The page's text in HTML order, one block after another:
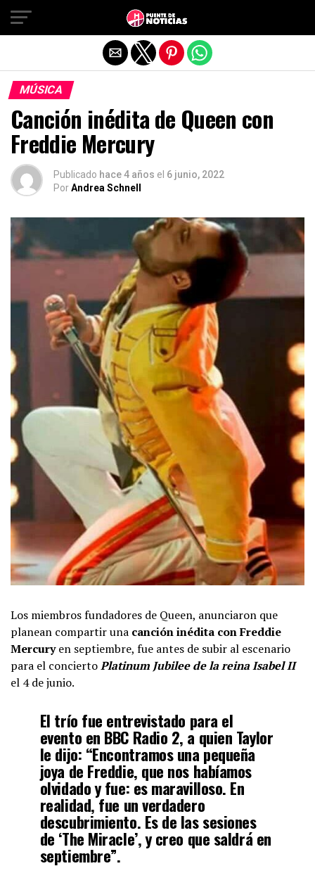
MÚSICA
Canción inédita de Queen con
Freddie Mercury
Publicado hace 4 años el 6 junio, 2022
PorAndrea Schnell
Los miembros fundadores de Queen, anunciaron que
planean compartir una canción inédita con Freddie
Mercuryen septiembre, fue antes de subir al escenario
para el conciertoPlatinum Jubilee de la reina Isabel II
el 4 de junio.
El trío fue entrevistado para el
evento en BBC Radio 2, a quien Taylor
le dijo: “Encontramos una pequeña
joya de Freddie, que nos habíamos
olvidado y fue: es maravilloso. En
realidad, fue un verdadero
descubrimiento. Es de las sesiones
de ‘The Miracle’, y creo que saldrá en
septiembre”.
Salir de la versión móvil